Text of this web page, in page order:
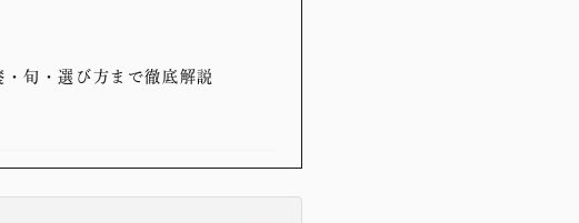
旬・選び方まで徹底解説